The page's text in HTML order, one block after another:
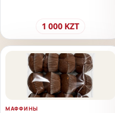
1 000 KZT
МАФФИНЫ